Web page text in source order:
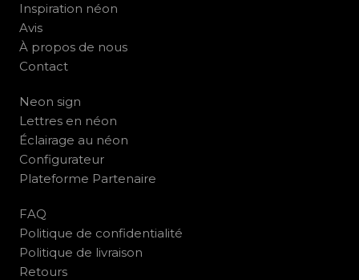
Inspiration néon
Avis
À propos de nous
Contact
Neon sign
Lettres en néon
Éclairage au néon
Configurateur
Plateforme Partenaire
FAQ
Politique de confidentialité
Politique de livraison
Retours